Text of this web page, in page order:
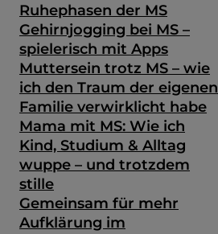
Ruhephasen der MS
Gehirnjogging bei MS –
spielerisch mit Apps
Muttersein trotz MS – wie
ich den Traum der eigenen
Familie verwirklicht habe
Mama mit MS: Wie ich
Kind, Studium & Alltag
wuppe – und trotzdem
stille
Gemeinsam für mehr
Aufklärung im